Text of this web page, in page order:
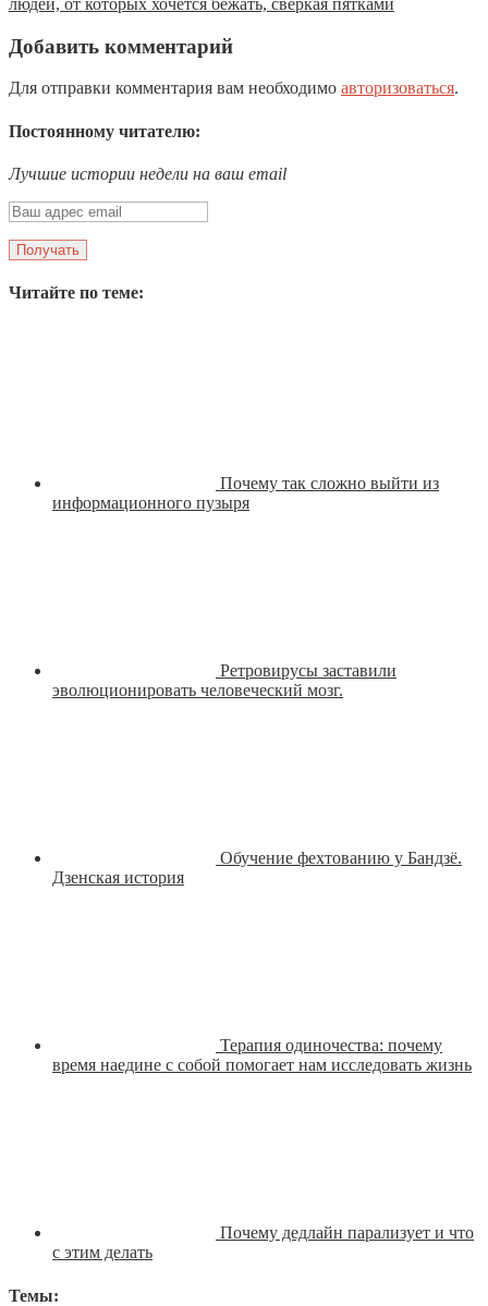
людей, от которых хочется бежать, сверкая пятками
Добавить комментарий
Для отправки комментария вам необходимо авторизоваться.
Постоянному читателю:
Лучшие истории недели на ваш email
Читайте по теме:
Почему так сложно выйти из
информационного пузыря
Ретровирусы заставили
эволюционировать человеческий мозг.
Обучение фехтованию у Бандзё.
Дзенская история
Терапия одиночества: почему
время наедине с собой помогает нам исследовать жизнь
Почему дедлайн парализует и что
с этим делать
Темы: